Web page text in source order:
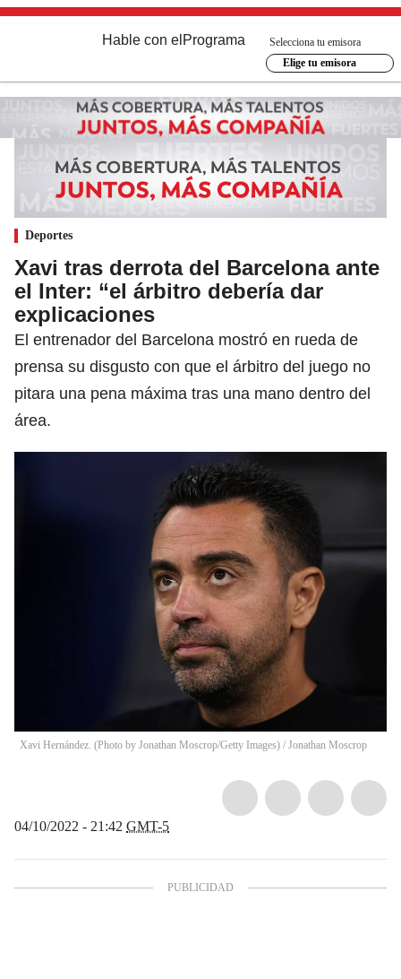
Hable con el Programa
Selecciona tu emisora
Elige tu emisora
Deportes
Xavi tras derrota del Barcelona ante
el Inter: “el árbitro debería dar
explicaciones
El entrenador del Barcelona mostró en rueda de
prensa su disgusto con que el árbitro del juego no
pitara una pena máxima tras una mano dentro del
área.
Xavi Hernández. (Photo by Jonathan Moscrop/Getty Images) / Jonathan Moscrop
04/10/2022 - 21:42 GMT-5